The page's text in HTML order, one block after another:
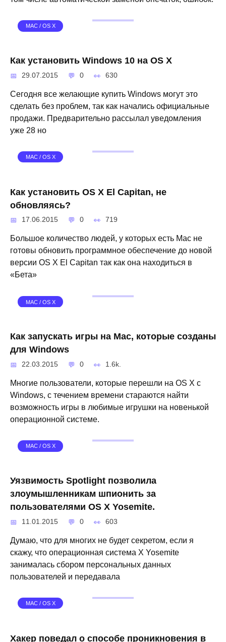
MAC / OS X
Как установить Windows 10 на OS X
29.07.2015 0 630
Сегодня все желающие купить Windows могут это
сделать без проблем, так как начались официальные
продажи. Предварительно рассылал уведомления
уже 28 но
MAC / OS X
Как установить OS X El Capitan, не
обновляясь?
17.06.2015 0 719
Большое количество людей, у которых есть Mac не
готовы обновить программное обеспечение до новой
версии OS X El Capitan так как она находиться в
«Бета»
MAC / OS X
Как запускать игры на Mac, которые созданы
для Windows
22.03.2015 0 1.6k.
Многие пользователи, которые перешли на OS X с
Windows, с течением времени стараются найти
возможность игры в любимые игрушки на новенькой
операционной системе.
MAC / OS X
Уязвимость Spotlight позволила
злоумышленникам шпионить за
пользователями OS X Yosemite.
11.01.2015 0 603
Думаю, что для многих не будет секретом, если я
скажу, что операционная система X Yosemite
занималась сбором персональных данных
пользователей и передавала
MAC / OS X
Хакер поведал о способе проникновения в